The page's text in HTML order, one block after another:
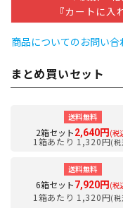
『カートに入
商品についてのお問い合
まとめ買いセット
送料無料
2箱セット2,640円 (税
1箱あたり 1,320円(税
送料無料
6箱セット7,920円 (税
1箱あたり 1,320円(税